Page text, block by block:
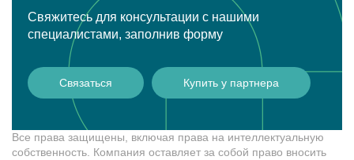
Свяжитесь для консультации с нашими
специалистами, заполнив форму
Связаться Купить у партнера
Все права защищены, включая права на интеллектуальную
собственность. Компания оставляет за собой право вносить